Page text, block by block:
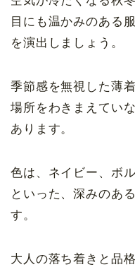
目にも温かみのある
を演出しましょう。
季節感を無視した薄
場所をわきまえてい
あります。
色は、ネイビー、ボ
といった、深みのあ
す。
大人の落ち着きと品